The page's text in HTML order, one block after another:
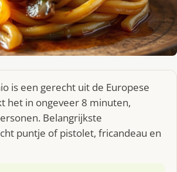
is een gerecht uit de Europese
het in ongeveer 8 minuten,
Belangrijkste
puntje of pistolet, fricandeau en